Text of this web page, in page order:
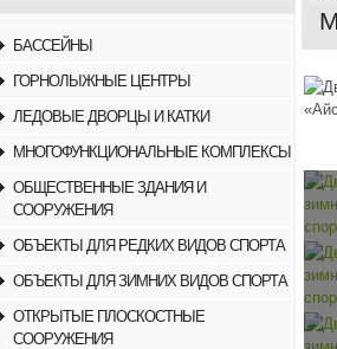
БАССЕЙНЫ
ГОРНОЛЫЖНЫЕ ЦЕНТРЫ
ЛЕДОВЫЕ ДВОРЦЫ И КАТКИ
МНОГОФУНКЦИОНАЛЬНЫЕ КОМПЛЕКСЫ
ОБЩЕСТВЕННЫЕ ЗДАНИЯ И
СООРУЖЕНИЯ
ОБЪЕКТЫ ДЛЯ РЕДКИХ ВИДОВ СПОРТА
ОБЪЕКТЫ ДЛЯ ЗИМНИХ ВИДОВ СПОРТА
ОТКРЫТЫЕ ПЛОСКОСТНЫЕ
СООРУЖЕНИЯ